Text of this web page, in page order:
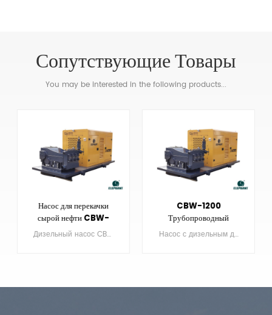
Сопутствующие Товары
You may be interested in the following products...
Насос для перекачки
сырой нефти CBW-
1200 для
Дизельный насос CBW-1200 в основном используется для перекачки сырой нефти и оснащен функцией пятиступенчатой ​​регулировки расхода.
CBW-1200
Трубопроводный
бустерный поршневойНасос с дизельным двигателем CBW-1200 в основном используется для повышения давления в трубопроводах и имеет пятиступенчатую регулировку расхода.